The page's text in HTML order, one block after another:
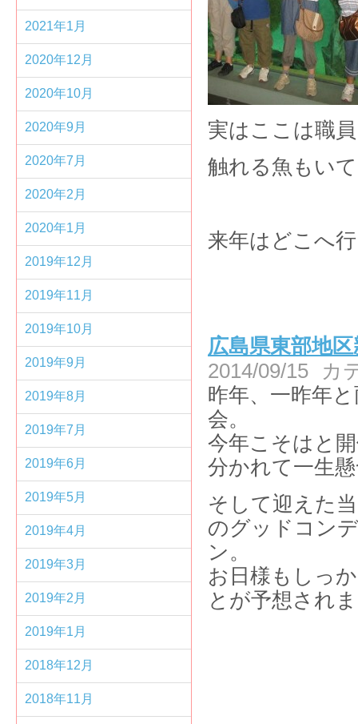
実はここは職
触れる魚もい
来年はどこへ
広島県東部地
2014/09/15
カ
昨年、一昨年
今年こそはと
分かれて一生
そして迎えた
のグッドコン
お日様もしっ
とが予想され
2021年1月
2020年12月
2020年10月
2020年9月
2020年7月
2020年2月
2020年1月
2019年12月
2019年11月
2019年10月
2019年9月
2019年8月
2019年7月
2019年6月
2019年5月
2019年4月
2019年3月
2019年2月
2019年1月
2018年12月
2018年11月